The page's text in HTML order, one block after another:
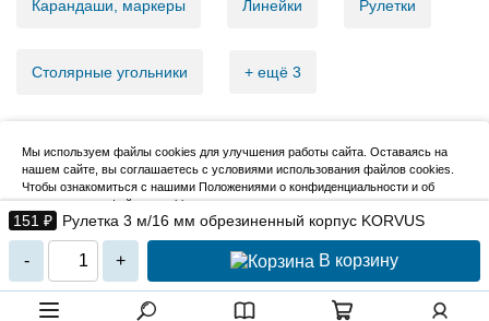
151 ₽ Рулетка 3 м/16 мм обрезиненный корпус KORVUS
- + В корзину
Карандаши, маркеры Линейки Рулетки
Столярные угольники + ещё 3
2007–2026, НовМетиз
Мы используем файлы cookies для улучшения работы сайта. Оставаясь на
нашем сайте, вы соглашаетесь с условиями использования файлов cookies.
Чтобы ознакомиться с нашими Положениями о конфиденциальности и об
использовании файлов cookie,нажмите здесь.
Я согласен